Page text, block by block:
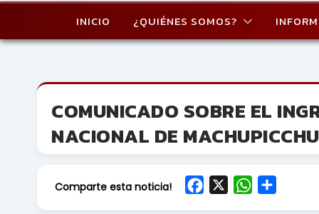
INICIO ¿QUIÉNES SOMOS?
COMUNICADO SOBRE EL
NACIONAL DE
Comparte esta noticia!
W